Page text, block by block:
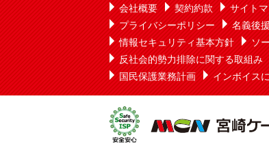
会社概要 契約約款 サイト
プライバシーポリシー
名義後
情報セキュリティ基本方針
ソ
反社会的勢力排除に関する取組み
国民保護業務計画
インボイス